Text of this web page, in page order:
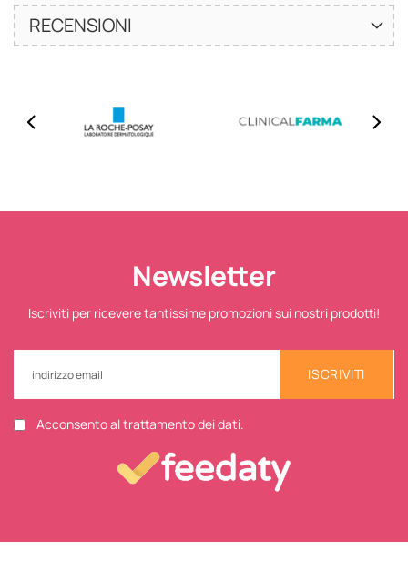
RECENSIONI
Newsletter
Iscriviti per ricevere tantissime promozioni sui nostri prodotti!
ISCRIVITI
Acconsento al trattamento dei dati.